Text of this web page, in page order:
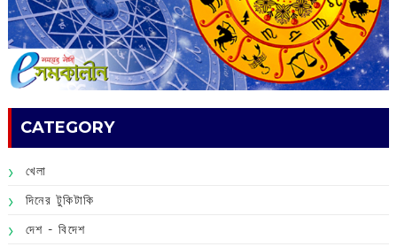
CATEGORY
খেলা
দিনের টুকিটাকি
দেশ - বিদেশ